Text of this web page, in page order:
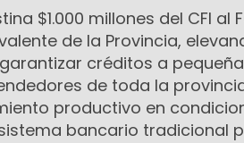
$1.000 millones del CFI al
de la Provincia,
créditos a
de toda la
productivo en
bancario tradicional